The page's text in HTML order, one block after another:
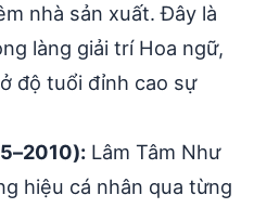
nhà sản xuất. Đây là
làng giải trí Hoa ngữ,
độ tuổi đỉnh cao sự
Lâm Tâm Như
hiệu cá nhân qua từng